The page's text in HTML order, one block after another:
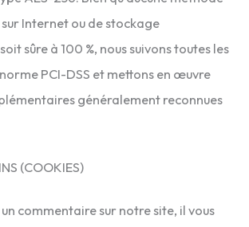
Internet ou de stockage
sûre à 100 %, nous suivons toutes les
PCI-DSS et mettons en œuvre
généralement reconnues
(COOKIES)
commentaire sur notre site, il vous